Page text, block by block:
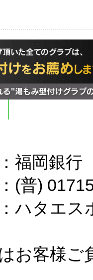
福岡銀
(普)
：ハタエ
お客様ご